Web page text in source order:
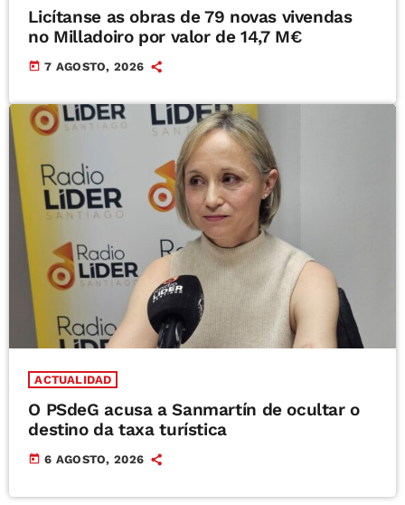
Licítanse as obras de 79 novas vivendas
no Milladoiro por valor de 14,7 M€
today 7 AGOSTO, 2026
ACTUALIDAD
O PSdeG acusa a Sanmartín de ocultar o
destino da taxa turística
today 6 AGOSTO, 2026